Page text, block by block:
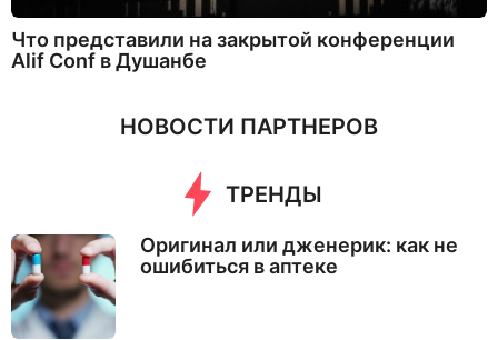
Что представили на закрытой конференции
Alif Conf в Душанбе
НОВОСТИ ПАРТНЕРОВ
ТРЕНДЫ
Оригинал или дженерик: как не
ошибиться в аптеке